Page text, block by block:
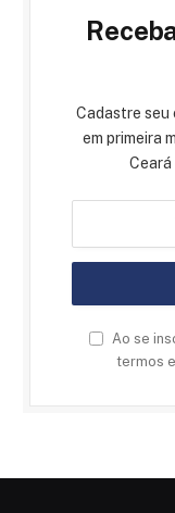
Cadastre seu
em primeira
Ceará
Ao se
termos